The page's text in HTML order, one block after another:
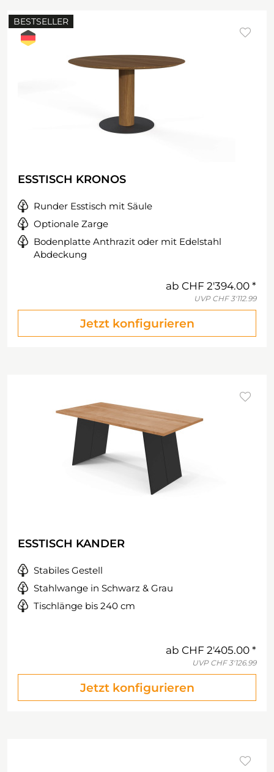
BESTSELLER
ESSTISCH KRONOS
Runder Esstisch mit Säule
Optionale Zarge
Bodenplatte Anthrazit oder mit Edelstahl
Abdeckung
ab CHF 2'394.00
UVP CHF 3'112.99
Jetzt konfigurieren
ESSTISCH KANDER
Stabiles Gestell
Stahlwange in Schwarz & Grau
Tischlänge bis 240 cm
ab CHF 2'405.00
UVP CHF 3'126.99
Jetzt konfigurieren